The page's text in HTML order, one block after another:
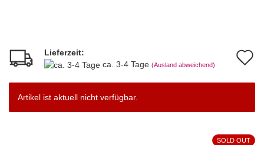
Lieferzeit:
ca. 3-4 Tage (Ausland abweichend)
Artikel ist aktuell nicht verfügbar.
SOLD OUT